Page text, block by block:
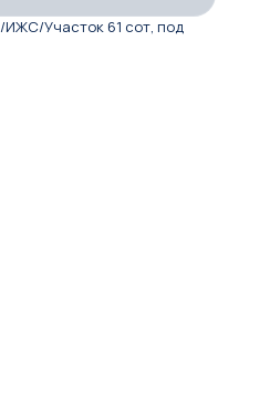
/ИЖС/Участок 61 сот, под